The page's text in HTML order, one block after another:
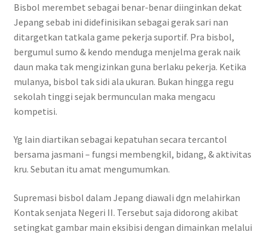
Bisbol merembet sebagai benar-benar diinginkan dekat
Jepang sebab ini didefinisikan sebagai gerak sari nan
ditargetkan tatkala game pekerja suportif. Pra bisbol,
bergumul sumo & kendo menduga menjelma gerak naik
daun maka tak mengizinkan guna berlaku pekerja. Ketika
mulanya, bisbol tak sidi ala ukuran. Bukan hingga regu
sekolah tinggi sejak bermunculan maka mengacu
kompetisi.
Yg lain diartikan sebagai kepatuhan secara tercantol
bersama jasmani – fungsi membengkil, bidang, & aktivitas
kru. Sebutan itu amat mengumumkan.
Supremasi bisbol dalam Jepang diawali dgn melahirkan
Kontak senjata Negeri II. Tersebut saja didorong akibat
setingkat gambar main eksibisi dengan dimainkan melalui